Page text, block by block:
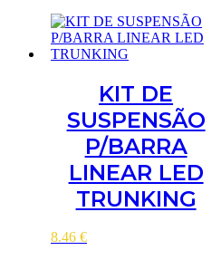
KIT DE
SUSPENSÃO
P/BARRA
LINEAR LED
TRUNKING
8.46 €